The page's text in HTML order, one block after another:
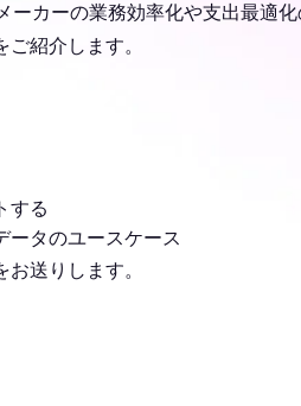
カーの業務効率化や支出最適
紹介します。
する
ータのユースケース
送りします。